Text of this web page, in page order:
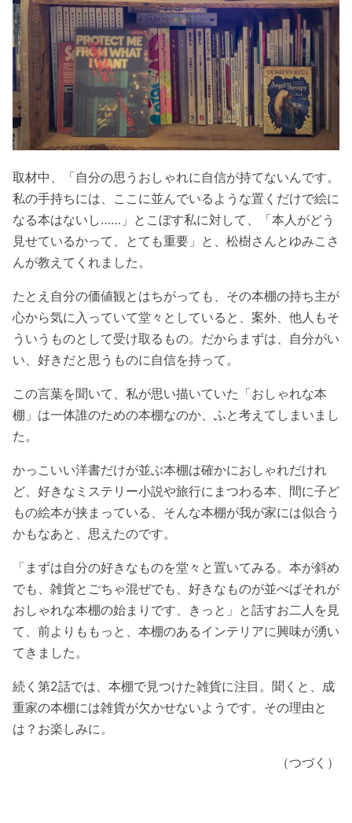
取材中、「自分の思うおしゃれに自信が持てないんです。
私の手持ちには、ここに並んでいるような置くだけで絵に
なる本はないし……」とこぼす私に対して、「本人がどう
見せているかって、とても重要」と、松樹さんとゆみこさ
んが教えてくれました。
たとえ自分の価値観とはちがっても、その本棚の持ち主が
心から気に入っていて堂々としていると、案外、他人もそ
ういうものとして受け取るもの。だからまずは、自分がい
い、好きだと思うものに自信を持って。
この言葉を聞いて、私が思い描いていた「おしゃれな本
棚」は一体誰のための本棚なのか、ふと考えてしまいまし
た。
かっこいい洋書だけが並ぶ本棚は確かにおしゃれだけれ
ど、好きなミステリー小説や旅行にまつわる本、間に子ど
もの絵本が挟まっている、そんな本棚が我が家には似合う
かもなあと、思えたのです。
「まずは自分の好きなものを堂々と置いてみる。本が斜め
でも、雑貨とごちゃ混ぜでも、好きなものが並べばそれが
おしゃれな本棚の始まりです、きっと」と話すお二人を見
て、前よりももっと、本棚のあるインテリアに興味が湧い
てきました。
続く第2話では、本棚で見つけた雑貨に注目。聞くと、成
重家の本棚には雑貨が欠かせないようです。その理由と
は？お楽しみに。
（つづく）